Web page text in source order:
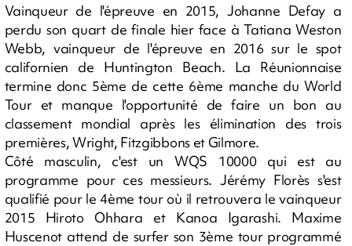
Vainqueur de l'épreuve en 2015, Johanne Defay a
perdu son quart de finale hier face à Tatiana Weston
Webb, vainqueur de l'épreuve en 2016 sur le spot
californien de Huntington Beach. La Réunionnaise
termine donc 5ème de cette 6ème manche du World
Tour et manque l'opportunité de faire un bon au
classement mondial après les élimination des trois
premières, Wright, Fitzgibbons et Gilmore.
Côté masculin, c'est un WQS 10000 qui est au
programme pour ces messieurs. Jérémy Florès s'est
qualifié pour le 4ème tour où il retrouvera le vainqueur
2015 Hiroto Ohhara et Kanoa Igarashi. Maxime
Huscenot attend de surfer son 3ème tour programmé